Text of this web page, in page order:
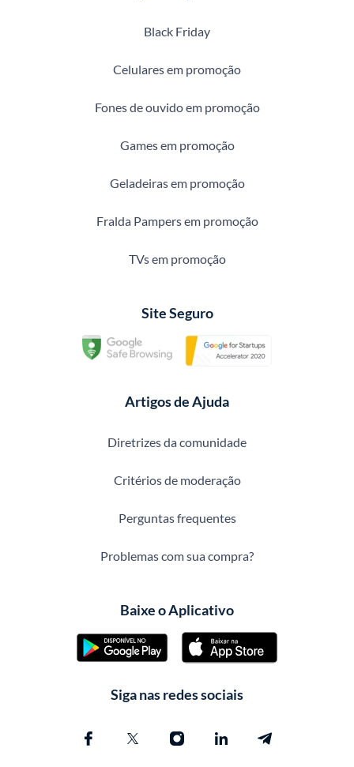
Black Friday
Celulares em promoção
Fones de ouvido em promoção
Games em promoção
Geladeiras em promoção
Fralda Pampers em promoção
TVs em promoção
Site Seguro
Artigos de Ajuda
Diretrizes da comunidade
Critérios de moderação
Perguntas frequentes
Problemas com sua compra?
Baixe o Aplicativo
Siga nas redes sociais